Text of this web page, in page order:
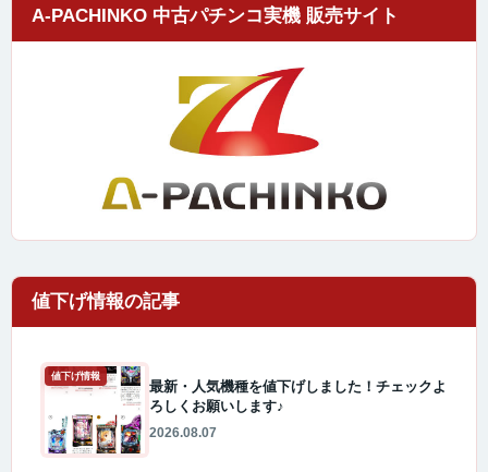
A-PACHINKO 中古パチンコ実機 販売サイト
値下げ情報
最新・人気機種を値下げしました！チェックよ
ろしくお願いします♪
2026.08.07